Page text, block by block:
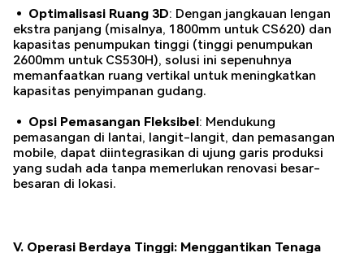
• Optimalisasi Ruang 3D: Dengan jangkauan lengan
ekstra panjang (misalnya, 1800mm untuk CS620) dan
kapasitas penumpukan tinggi (tinggi penumpukan
2600mm untuk CS530H), solusi ini sepenuhnya
memanfaatkan ruang vertikal untuk meningkatkan
kapasitas penyimpanan gudang.
• Opsi Pemasangan Fleksibel: Mendukung
pemasangan di lantai, langit-langit, dan pemasangan
mobile, dapat diintegrasikan di ujung garis produksi
yang sudah ada tanpa memerlukan renovasi besar-
besaran di lokasi.
V. Operasi Berdaya Tinggi: Menggantikan Tenaga